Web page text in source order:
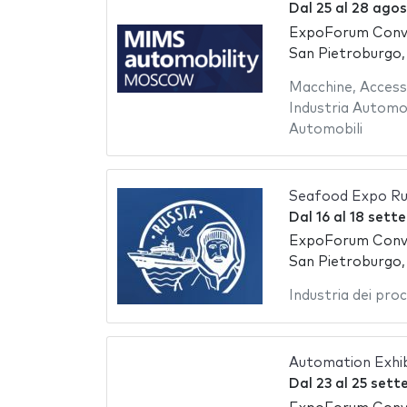
Dal 25al 28
ExpoForum
San Pietroburgo,
Macchine,
Industria
Automobili
Seafood Expo
Dal 16al 18
ExpoForum
San Pietroburgo,
Industria dei
Automation
Dal 23al 25